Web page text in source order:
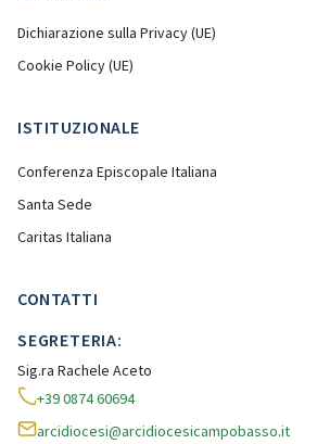
Dichiarazione sulla Privacy (UE)
Cookie Policy (UE)
ISTITUZIONALE
Conferenza Episcopale Italiana
Santa Sede
Caritas Italiana
CONTATTI
SEGRETERIA:
Sig.ra Rachele Aceto
+39 0874 60694
arcidiocesi@arcidiocesicampobasso.it